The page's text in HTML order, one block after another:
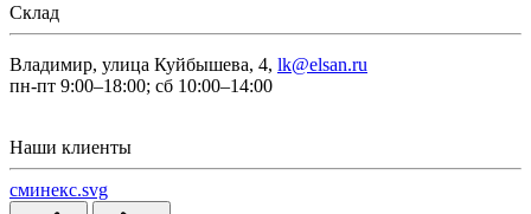
Склад
Владимир, улица Куйбышева, 4, lk@elsan.ru
пн-пт 9:00–18:00; сб 10:00–14:00
Наши клиенты
сминекс.svg